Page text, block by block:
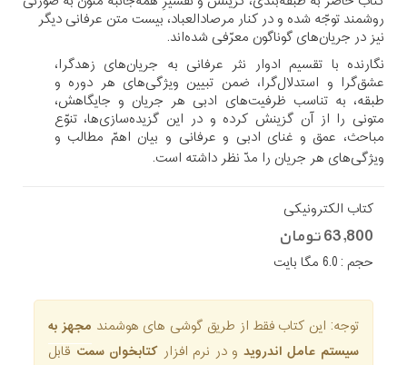
روشمند توجّه شده و در کنار مرصادالعباد، بیست متن عرفانی دیگر
نیز در جریان‌های گوناگون معرّفی شده‌اند.
نگارنده با تقسیم ادوار نثر عرفانی به جریان‌های زهدگرا،
عشق‌گرا و استدلال‌گرا، ضمن تبیین ویژگی‌های هر دوره و
طبقه، به تناسب ظرفیت‌های ادبی هر جریان و جایگاهش،
متونی را از آن گزینش کرده و در این گزیده‌سازی‌ها، تنوّع
مباحث، عمق و غنای ادبی و عرفانی و بیان اهمّ مطالب و
ویژگی‌های هر جریان را مدّ نظر داشته است.
کتاب الکترونیکی
63,800 تومان
حجم : 6.0 مگا بایت
توجه: این کتاب فقط از طریق گوشی های هوشمند مجهز به
سیستم عامل اندروید و در نرم افزار کتابخوان سمتقابل